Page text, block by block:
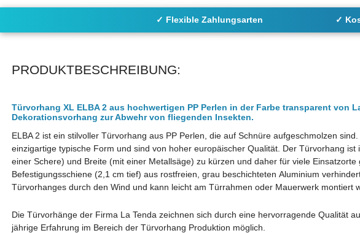
✓ Flexible Zahlungsarten ✓
PRODUKTBESCHREIBUNG:
Türvorhang XL ELBA 2 aus hochwertigen PP Perlen in der Farbe transparent von
Dekorationsvorhang zur Abwehr von fliegenden Insekten.
ELBA 2 ist ein stilvoller Türvorhang aus PP Perlen, die auf Schnüre aufgeschmolzen
einzigartige typische Form und sind von hoher europäischer Qualität. Der Türvorhang ist
einer Schere) und Breite (mit einer Metallsäge) zu kürzen und daher für viele Einsatzorte
Befestigungsschiene (2,1 cm tief) aus rostfreien, grau beschichteten Aluminium
Türvorhanges durch den Wind und kann leicht am Türrahmen oder Mauerwerk montiert
Die Türvorhänge der Firma La Tenda zeichnen sich durch eine hervorragende Qualität
jährige Erfahrung im Bereich der Türvorhang Produktion möglich.